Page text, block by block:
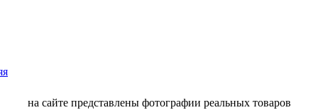
на сайте представлены фотографии реальных товаров